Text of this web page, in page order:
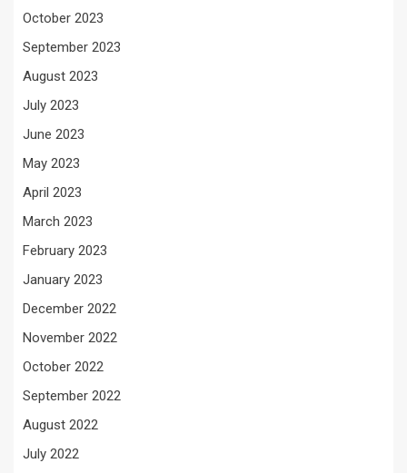
October 2023
September 2023
August 2023
July 2023
June 2023
May 2023
April 2023
March 2023
February 2023
January 2023
December 2022
November 2022
October 2022
September 2022
August 2022
July 2022